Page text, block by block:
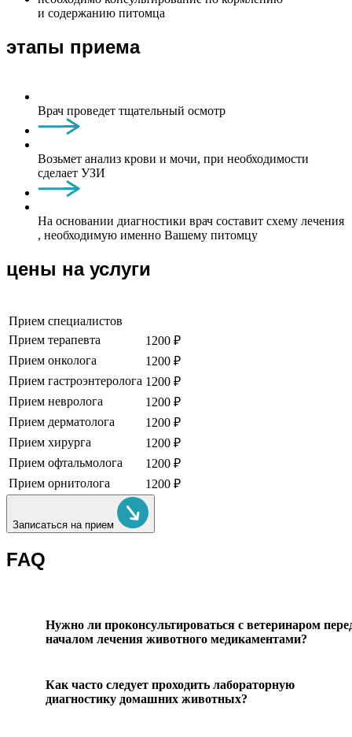
и содержанию питомца
этапы приема
Врач проведет тщательный осмотр
Возьмет анализ крови и мочи, при необходимости
сделает УЗИ
На основании диагностики врач составит схему лечения
, необходимую именно Вашему питомцу
цены на услуги
Прием специалистов
Прием терапевта
1200 ₽
Прием онколога
1200 ₽
Прием гастроэнтеролога 1200 ₽
Прием невролога
1200 ₽
Прием дерматолога
1200 ₽
Прием хирурга
1200 ₽
Прием офтальмолога
1200 ₽
Прием орнитолога
1200 ₽
Записаться на прием
FAQ
Нужно ли проконсультироваться с ветеринаром
началом лечения животного медикаментами?
Как часто следует проходить лабораторную
диагностику домашних животных?